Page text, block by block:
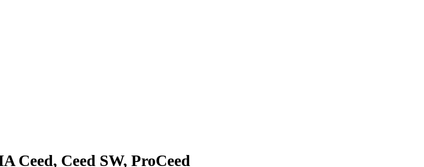
Ceed, Ceed SW, ProCeed